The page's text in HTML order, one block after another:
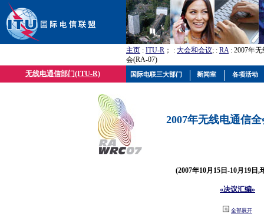
主页 : ITU-R ； : 大会和会议; : RA: 2007年
会(RA-07)
无线电通信部门(ITU-R)
2007年无线电通信
(2007年10月15日-10月19日,
«决议汇编»
全部展开
国际电联三大部门 新闻室 各项活动